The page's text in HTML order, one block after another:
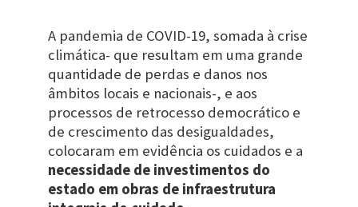
A pandemia de COVID-19, somada à crise
climática- que resultam em uma grande
quantidade de perdas e danos nos
âmbitos locais e nacionais-, e aos
processos de retrocesso democrático e
de crescimento das desigualdades,
colocaram em evidência os cuidados e a
necessidade de investimentos do
estado em obras de infraestrutura